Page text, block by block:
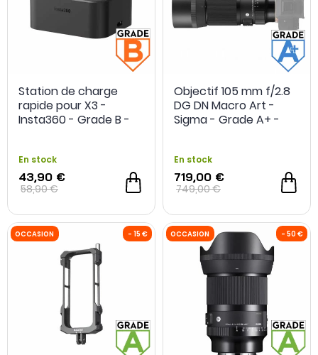
OCCASION - 600 € OCCASION
Station de charge
rapide pour X3 -
Insta360 - Grade B -
En stock
43,90 €
58,90 €
Objectif 105 mm f/2.8
DG DN Macro Art -
Sigma - Grade A+ -
En stock
719,00 €
749,00 €